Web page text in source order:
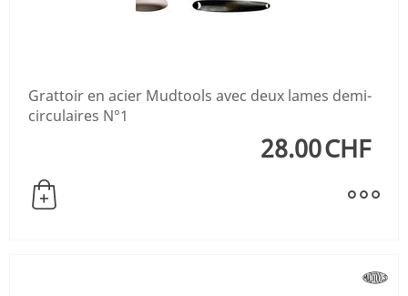
Grattoir en acier Mudtools avec deux lames demi-
circulaires N°1
28.00CHF